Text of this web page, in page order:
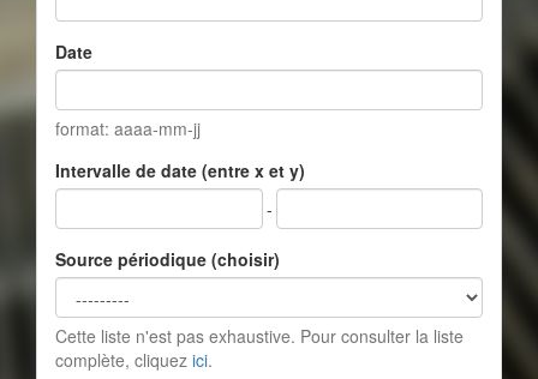
Date
format: aaaa-mm-jj
Intervalle de date (entre x et y)
-
Source périodique (choisir)
Cette liste n'est pas exhaustive. Pour consulter la liste
complète, cliquez ici.